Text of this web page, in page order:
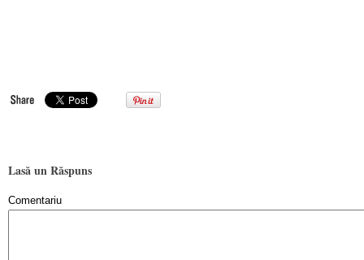
Lasă un Răspuns
Comentariu